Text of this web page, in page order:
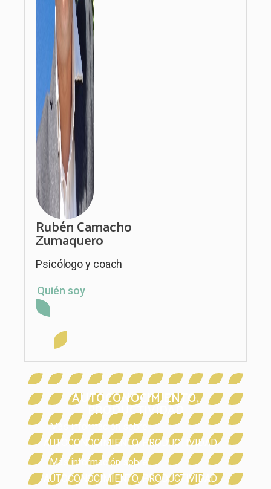
Rubén Camacho
Zumaquero
Psicólogo y coach
Quién soy
AUTOCONOCIMIENTO,
PRODUCTIVIDAD
Más información sobre
AUTOCONOCIMIENTO, PRODUCTIVIDAD
Más información sobre
AUTOCONOCIMIENTO,PRODUCTIVIDAD